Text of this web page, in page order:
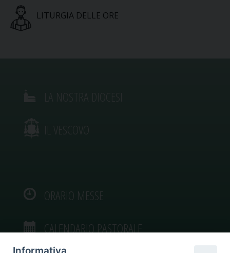
LITURGIA DELLE ORE
IL VESCOVO
ORARIO MESSE
CALENDARIO PASTORALE